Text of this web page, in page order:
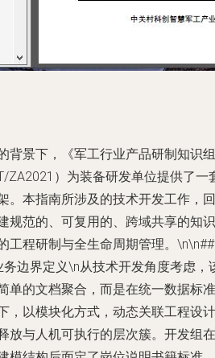
背景下，《军工行业产品研制知识组
ZA2021）为装备研发单位提供了一
。本指南所涉及的技术开发工作，回
规范的、可复用的、跨域共享的知识
工程研制与全生命周期管理。\n\n##
边界定义\n从技术开发角度考虑，
单的文档聚合，而是在统一数据标准
，以模块化方式，动态关联工程设计
放与人机可执行的层次簇。开发组在